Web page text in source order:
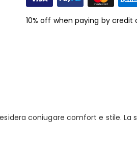
10% off when paying by credit
coniugare comfort e stile.